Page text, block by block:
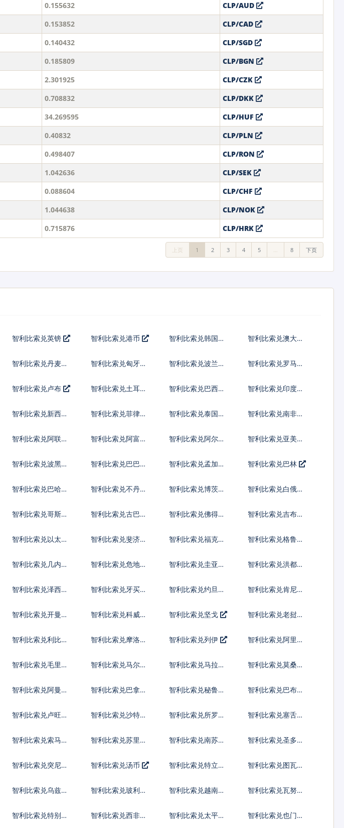
0.155632
CLP/AUD
0.153852
CLP/CAD
0.140432
CLP/SGD
0.185809
CLP/BGN
2.301925
CLP/CZK
0.708832
CLP/DKK
34.269595
CLP/HUF
0.40832
CLP/PLN
0.498407
CLP/RON
1.042636
CLP/SEK
0.088604
CLP/CHF
1.044638
CLP/NOK
0.715876 CLP/HRK
上页 1 2 3 4 5 … 8 下页
智利比索兑英镑 智利比索兑港币 智利比索兑韩国元
智利比索兑澳大利
智利比索兑丹麦克
智利比索兑匈牙利
智利比索兑波兰兹
智利比索兑罗马尼
智利比索兑卢布
智利比索兑土耳其
智利比索兑巴西雷
智利比索兑印度尼
智利比索兑新西兰
智利比索兑菲律宾
智利比索兑泰国铢
智利比索兑南非兰
智利比索兑阿联酋
智利比索兑阿富汗
智利比索兑阿尔巴
智利比索兑亚美尼
智利比索兑波黑马
智利比索兑巴巴多
智利比索兑孟加拉
智利比索兑巴林
智利比索兑巴哈马
智利比索兑不丹努
智利比索兑博茨瓦
智利比索兑白俄罗
智利比索兑哥斯达
智利比索兑古巴比
智利比索兑佛得角
智利比索兑吉布提
智利比索兑以太币 智利比索兑斐济元
智利比索兑福克兰
智利比索兑格鲁吉
智利比索兑几内亚
智利比索兑危地马
智利比索兑圭亚那
智利比索兑洪都拉
智利比索兑泽西英
智利比索兑牙买加
智利比索兑约旦第
智利比索兑肯尼亚
智利比索兑开曼群
智利比索兑科威特
智利比索兑坚戈
智利比索兑老挝基
智利比索兑利比亚
智利比索兑摩洛哥
智利比索兑列伊
智利比索兑阿里亚
智利比索兑毛里求
智利比索兑马尔代
智利比索兑马拉维
智利比索兑莫桑比
智利比索兑阿曼里
智利比索兑巴拿马
智利比索兑秘鲁新
智利比索兑巴布亚
智利比索兑卢旺达
智利比索兑沙特阿
智利比索兑所罗门
智利比索兑塞舌尔
智利比索兑索马里
智利比索兑苏里南
智利比索兑南苏丹
智利比索兑圣多美
智利比索兑突尼斯
智利比索兑汤币
智利比索兑特立尼
智利比索兑图瓦卢
智利比索兑乌兹别
智利比索兑玻利瓦
智利比索兑越南盾
智利比索兑瓦努阿
智利比索兑特别提 智利比索兑西非共 智利比索兑太平洋 智利比索兑也门里